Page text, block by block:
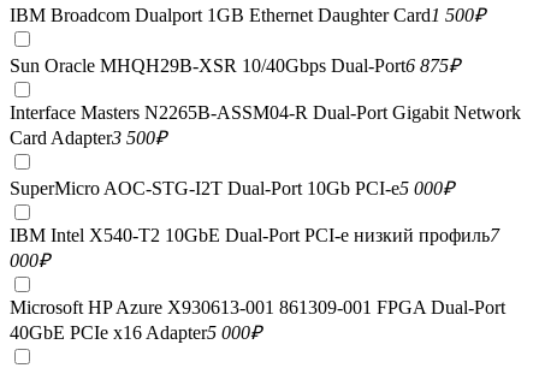
IBM Broadcom Dualport 1GB Ethernet Daughter Card1 500₽
Sun Oracle MHQH29B-XSR 10/40Gbps Dual-Port6 875₽
Interface Masters N2265B-ASSM04-R Dual-Port Gigabit Network
Card Adapter3 500₽
SuperMicro AOC-STG-I2T Dual-Port 10Gb PCI-e5 000₽
IBM Intel X540-T2 10GbE Dual-Port PCI-e низкий профиль7
000₽
Microsoft HP Azure X930613-001 861309-001 FPGA Dual-Port
40GbE PCIe x16 Adapter5 000₽